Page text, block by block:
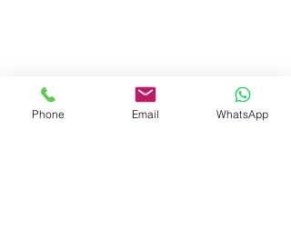
Phone Email WhatsApp